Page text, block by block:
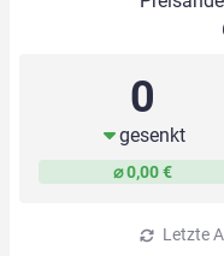
0
gesenkt
⌀ 0,00 €
Letzte